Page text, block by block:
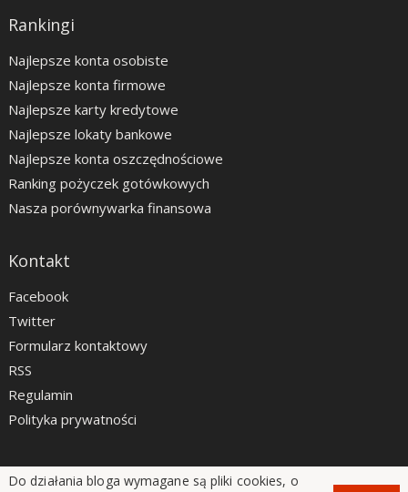
Rankingi
Najlepsze konta osobiste
Najlepsze konta firmowe
Najlepsze karty kredytowe
Najlepsze lokaty bankowe
Najlepsze konta oszczędnościowe
Ranking pożyczek gotówkowych
Nasza porównywarka finansowa
Kontakt
Facebook
Twitter
Formularz kontaktowy
RSS
Regulamin
Polityka prywatności
LiveSmarter.pl © 2012 - 2026
Do działania bloga wymagane są pliki cookies, o